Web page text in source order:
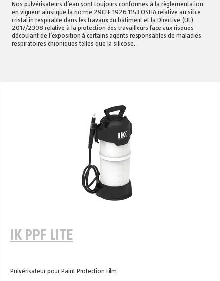
Nos pulvérisateurs d’eau sont toujours conformes à la règlementation
en vigueur ainsi que la norme 29CFR 1926.1153 OSHA relative au silice
cristallin respirable dans les travaux du bâtiment et la Directive (UE)
2017/2398 relative à la protection des travailleurs face aux risques
découlant de l’exposition à certains agents responsables de maladies
respiratoires chroniques telles que la silicose.
IK PPF LITE
Pulvérisateur pour Paint Protection Film